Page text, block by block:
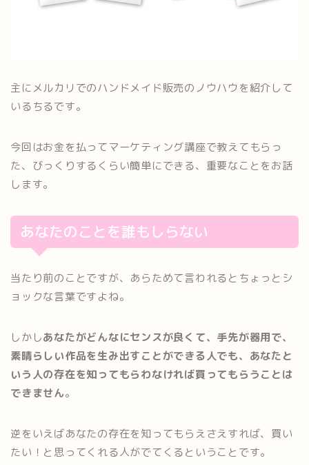
主にメルカリでのハンドメイド販売のノウハウを紹介して
いるちるです。
今回はお金を払ってマーケティング講座で教えてもらっ
た、びっくりするくらい簡単にできる、重要なことをお話
します。
あなたのことを誰もしらない
当たり前のことですが、あらためて言われるとちょっとシ
ョックな言葉ですよね。
しかしあなたがどんなにセンスが良くて、手先が器用で、
素晴らしい作品を生み出すことができる人でも、あなたと
いう人の存在を知ってもらわなければ買ってもらうことは
できません。
逆をいえばあなたの存在を知ってもらえさえすれば、買い
たい！と思ってくれる人がでてくるということです。